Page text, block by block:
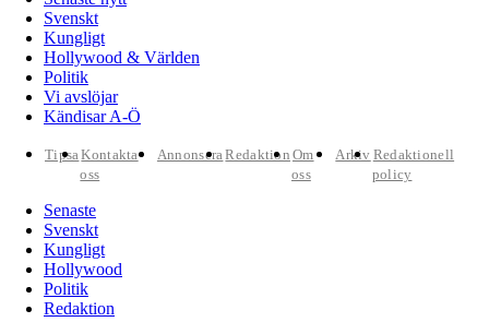
Svenskt
Kungligt
Hollywood & Världen
Politik
Vi avslöjar
Kändisar A-Ö
TipsaKontakta
oss
AnnonseraRedaktion Om
oss
Arkiv Redaktionell
policy
Senaste
Svenskt
Kungligt
Hollywood
Politik
Redaktion